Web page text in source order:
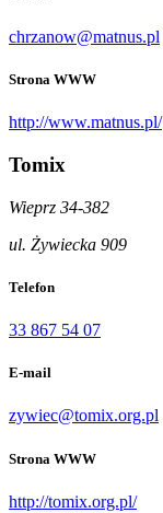
chrzanow@matnus.pl
Strona WWW
http://www.matnus.pl/
Tomix
Wieprz 34-382
ul. Żywiecka 909
Telefon
33 867 54 07
E-mail
zywiec@tomix.org.pl
Strona WWW
http://tomix.org.pl/